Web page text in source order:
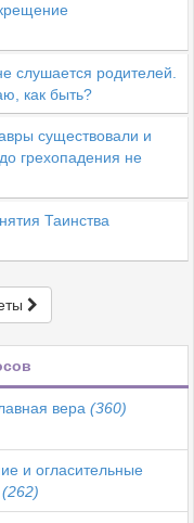
слушается родителей.
как быть?
существовали и
грехопадения не
Таинства
вера (360)
и огласительные
(262)